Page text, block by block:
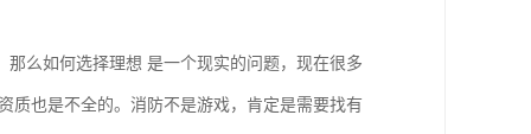
么如何选择理想 是一个现实的问题，现在很多
质也是不全的。消防不是游戏，肯定是需要找有